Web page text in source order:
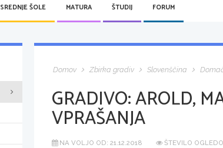
SREDNJE ŠOLE MATURA ŠTUDIJ FORUM
Domov Zbirka gradiv Slovenščina
GRADIVO:AROLD,
VPRAŠANJA
NA VOLJO OD: 21.12.2018 ŠTEVILO